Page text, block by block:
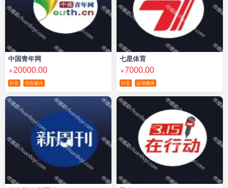
中国青年网
￥ 20000.00
抖音 综合媒体
七星体育
￥7000.00
抖音 运动健身